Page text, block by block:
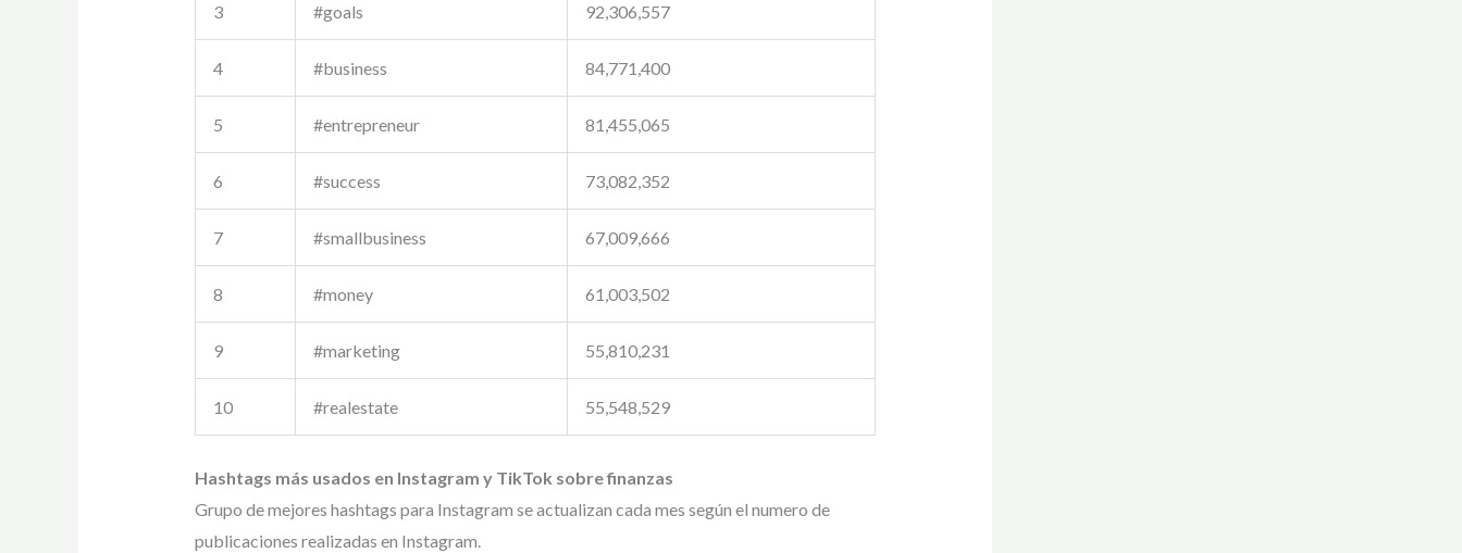
3 #goals 92,306,557
4 #business 84,771,400
5 #entrepreneur 81,455,065
6 #success 73,082,352
7 #smallbusiness 67,009,666
8 #money 61,003,502
9 #marketing 55,810,231
10 #realestate 55,548,529
Hashtags más usados en Instagram y TikTok sobre finanzas
Grupo de mejores hashtags para Instagram se actualizan cada mes según el numero de
publicaciones realizadas en Instagram.